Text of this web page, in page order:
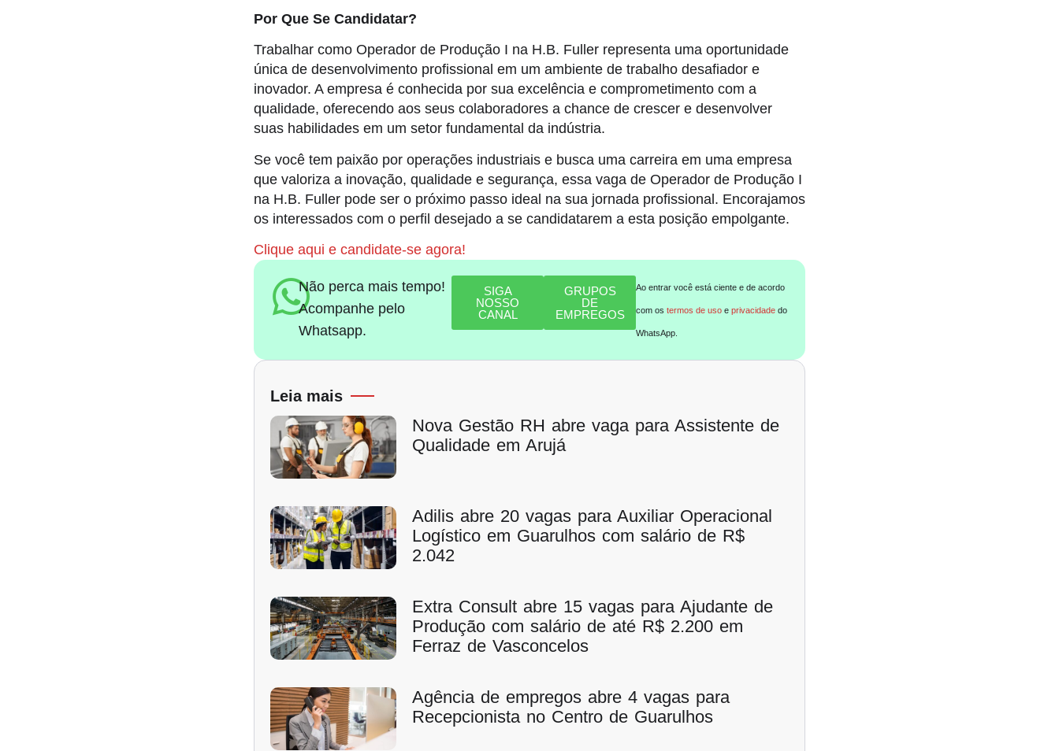
Por Que Se Candidatar?
Trabalhar como Operador de Produção I na H.B. Fuller representa uma oportunidade
única de desenvolvimento profissional em um ambiente de trabalho desafiador e
inovador. A empresa é conhecida por sua excelência e comprometimento com a
qualidade, oferecendo aos seus colaboradores a chance de crescer e desenvolver
suas habilidades em um setor fundamental da indústria.
Se você tem paixão por operações industriais e busca uma carreira em uma empresa
que valoriza a inovação, qualidade e segurança, essa vaga de Operador de Produção I
na H.B. Fuller pode ser o próximo passo ideal na sua jornada profissional. Encorajamos
os interessados com o perfil desejado a se candidatarem a esta posição empolgante.
Clique aqui e candidate-se agora!
Não perca mais tempo!
Acompanhe pelo
Whatsapp.
SIGA
NOSSO
CANAL
GRUPOS
DE
EMPREGOS
Ao entrar você está ciente e de acordo
com ostermos de uso eprivacidade do
WhatsApp.
Leia mais
Nova Gestão RH abre vaga para Assistente de
Qualidade em Arujá
Adilis abre 20 vagas para Auxiliar Operacional
Logístico em Guarulhos com salário de R$
2.042
Extra Consult abre 15 vagas para Ajudante de
Produção com salário de até R$ 2.200 em
Ferraz de Vasconcelos
Agência de empregos abre 4 vagas para
Recepcionista no Centro de Guarulhos